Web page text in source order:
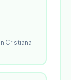
Cristiana